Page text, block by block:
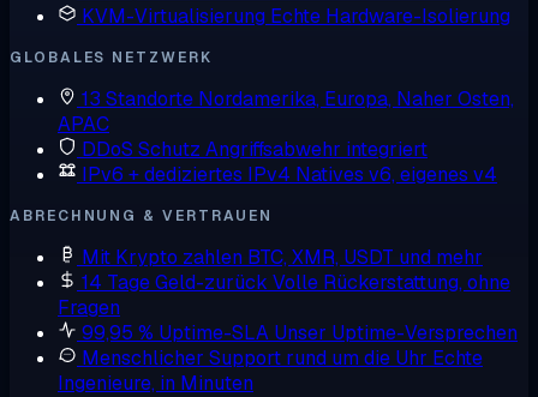
KVM-Virtualisierung Echte Hardware-Isolierung
GLOBALES NETZWERK
13 Standorte Nordamerika, Europa, Naher Osten,
APAC
DDoS Schutz Angriffsabwehr integriert
IPv6 + dediziertes IPv4 Natives v6, eigenes v4
ABRECHNUNG & VERTRAUEN
Mit Krypto zahlen BTC, XMR, USDT und mehr
14 Tage Geld-zurück Volle Rückerstattung, ohne
Fragen
99,95 % Uptime-SLA Unser Uptime-Versprechen
Menschlicher Support rund um die Uhr Echte
Ingenieure, in Minuten